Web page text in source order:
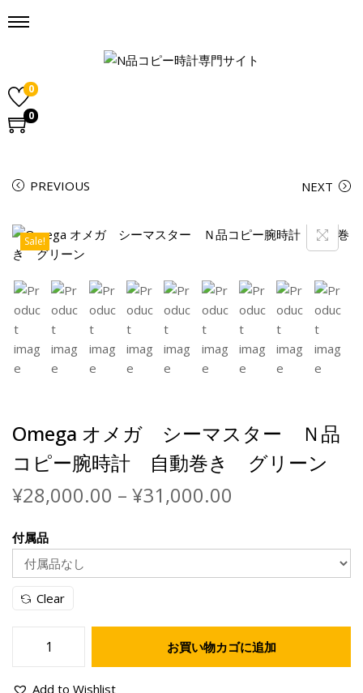
0
0
PREVIOUS NEXT
Sale!
Omega オメガ シーマスター Ｎ品
コピー腕時計 自動巻き グリーン
¥28,000.00 – ¥31,000.00
付属品
Clear
お買い物カゴに追加
Add to Wishlist